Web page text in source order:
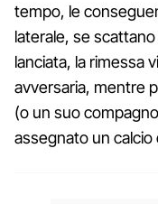
tempo, le
laterale, se
lanciata, la rimessa
avversaria, mentre
(o un suo
assegnato un calcio